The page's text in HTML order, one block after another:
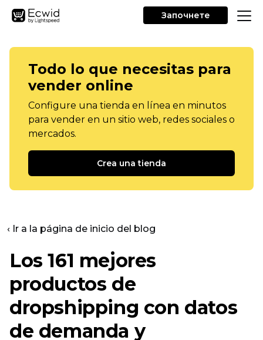
Започнете
Todo lo que necesitas para
vender online
Configure una tienda en línea en minutos
para vender en un sitio web, redes sociales o
mercados.
Crea una tienda
‹ Ir a la página de inicio del blog
Los 161 mejores
productos de
dropshipping con datos
de demanda y